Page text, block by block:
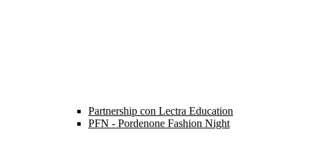
Partnership con Lectra Education
PFN - Pordenone Fashion Night